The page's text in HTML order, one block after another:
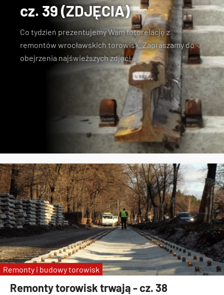
cz. 39 (ZDJĘCIA)
Co tydzień prezentujemy Wam fotorelację z
remontów wrocławskich torowisk. Zapraszamy do
obejrzenia najświeższych zdjęć!
Remonty torowisk trwają - cz. 38
Remonty i budowy torowisk